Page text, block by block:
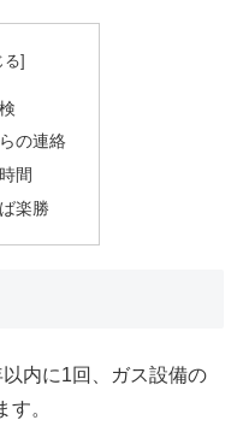
の連絡
間
楽勝
内に1回、ガス設備の
。